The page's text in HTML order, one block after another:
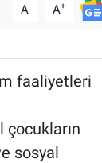
A- A+
faaliyetleri
sosyal